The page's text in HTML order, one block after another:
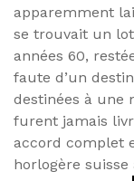
apparemment
se trouvait un
années 60,
faute d’un
destinées à une
furent jamais
accord complet
horlogère